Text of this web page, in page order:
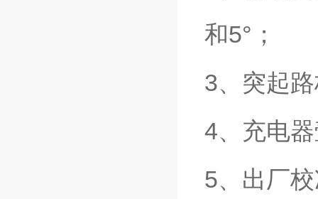
和5°；
3、突起
4、充电
5、出厂